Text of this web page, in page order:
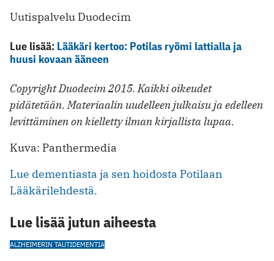
Uutispalvelu Duodecim
Lue lisää: Lääkäri kertoo: Potilas ryömi lattialla ja
huusi kovaan ääneen
Copyright Duodecim 2015. Kaikki oikeudet
pidätetään. Materiaalin uudelleen julkaisu ja edelleen
levittäminen on kielletty ilman kirjallista lupaa.
Kuva: Panthermedia
Lue dementiasta ja sen hoidosta Potilaan
Lääkärilehdestä.
Lue lisää jutun aiheesta
ALZHEIMERIN TAUTIDEMENTIA